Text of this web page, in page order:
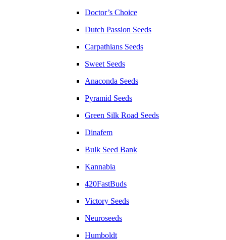
Doctor’s Choice
Dutch Passion Seeds
Carpathians Seeds
Sweet Seeds
Anaconda Seeds
Pyramid Seeds
Green Silk Road Seeds
Dinafem
Bulk Seed Bank
Kannabia
420FastBuds
Victory Seeds
Neuroseeds
Humboldt